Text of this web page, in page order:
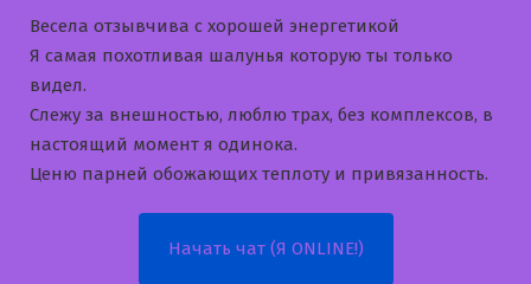
Bесела отзывчива с хорошей энергетикой
Я самая похотливая шалунья которую ты только
видел.
Слежу за внешностью, люблю трах, без комплексов, в
настоящий момент я одинока.
Ценю парней обожающих теплоту и привязанность.
Начать чат (Я ONLINE!)